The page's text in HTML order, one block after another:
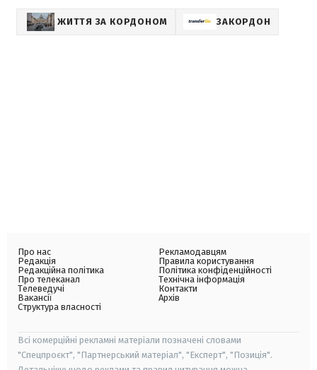
ЖИТТЯ ЗА КОРДОНОМ ЗАКОРДОН
Про нас
Редакція
Редакційна політика
Про телеканал
Телеведучі
Вакансії
Структура власності
Рекламодавцям
Правила користування
Політика конфіденційності
Технічна інформація
Контакти
Архів
Всі комерційні рекламні матеріали позначені словами
"Спецпроєкт", "Партнерський матеріал", "Експерт", "Позиція".